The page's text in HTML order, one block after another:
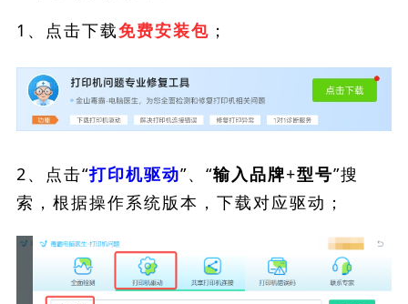
1、点击下载免费安装包 ；
2、点击“打印机驱动”、“输入品牌+型号”搜
索，根据操作系统版本，下载对应驱动；